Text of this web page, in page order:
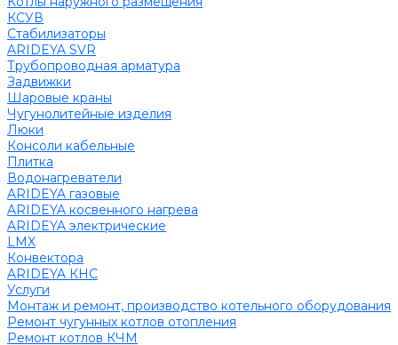
КСУВ
Стабилизаторы
ARIDEYA SVR
Трубопроводная арматура
Задвижки
Шаровые краны
Чугунолитейные изделия
Люки
Консоли кабельные
Плитка
Водонагреватели
ARIDEYA газовые
ARIDEYA косвенного нагрева
ARIDEYA электрические
LMX
Конвектора
ARIDEYA КНС
Услуги
Монтаж и ремонт, производство котельного оборудования
Ремонт чугунных котлов отопления
Ремонт котлов КЧМ